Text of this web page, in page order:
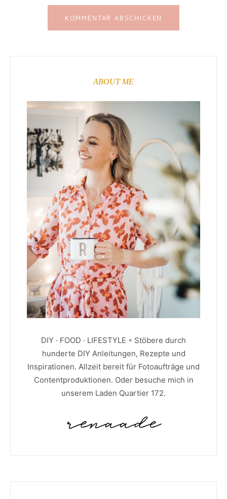
ABOUT ME
DIY · FOOD · LIFESTYLE ◦ Stöbere durch
hunderte DIY Anleitungen, Rezepte und
Inspirationen. Allzeit bereit für Fotoaufträge und
Contentproduktionen. Oder besuche mich in
unserem Laden Quartier 172.